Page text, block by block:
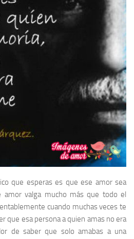
que esperas es que ese amor sea
amor valga mucho más que todo el
cuando muchas veces te
que esa persona a quien amas no era
de saber que solo amabas a una